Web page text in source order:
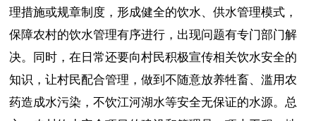
理措施或规章制度，形成健全的饮水、供水管理模式，
保障农村的饮水管理有序进行，出现问题有专门部门解
决。同时，在日常还要向村民积极宣传相关饮水安全的
知识，让村民配合管理，做到不随意放养牲畜、滥用农
药造成水污染，不饮江河湖水等安全无保证的水源。总